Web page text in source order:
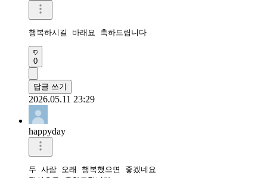
행복하시길 바래요 축하드립니다
0
답글 쓰기
2026.05.11 23:29
happyday
두 사람 오래 행복했으면 좋겠네요